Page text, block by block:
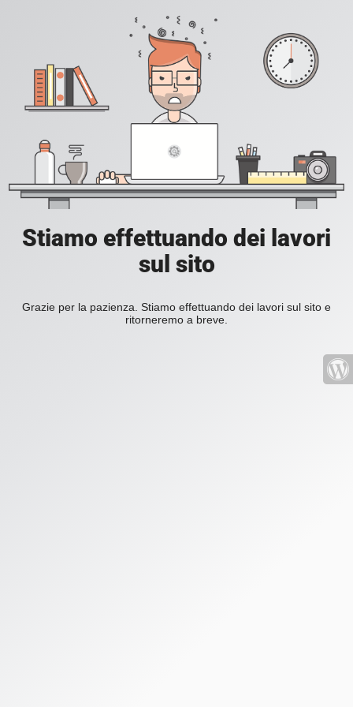
Stiamo effettuando dei lavori
sul sito
Grazie per la pazienza. Stiamo effettuando dei lavori sul sito e
ritorneremo a breve.